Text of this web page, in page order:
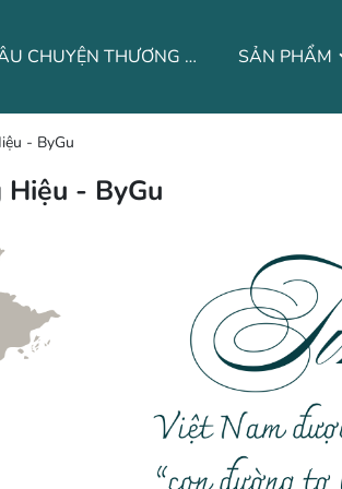
CÂU CHUYỆN THƯƠNG HIỆU SẢN PHẨM
- ByGu
- ByGu